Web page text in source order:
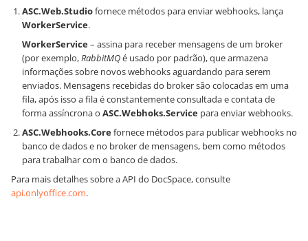
ASC.Web.Studiofornece métodos para enviar webhooks, lança
WorkerService.
WorkerService– assina para receber mensagens de um broker
(por exemplo,RabbitMQé usado por padrão), que armazena
informações sobre novos webhooks aguardando para serem
enviados. Mensagens recebidas do broker são colocadas em uma
fila, após isso a fila é constantemente consultada e contata de
forma assíncrona o ASC.Webhoks.Service para enviar webhooks.
ASC.Webhooks.Corefornece métodos para publicar webhooks no
banco de dados e no broker de mensagens, bem como métodos
para trabalhar com o banco de dados.
Para mais detalhes sobre a API do DocSpace, consulte
api.onlyoffice.com.